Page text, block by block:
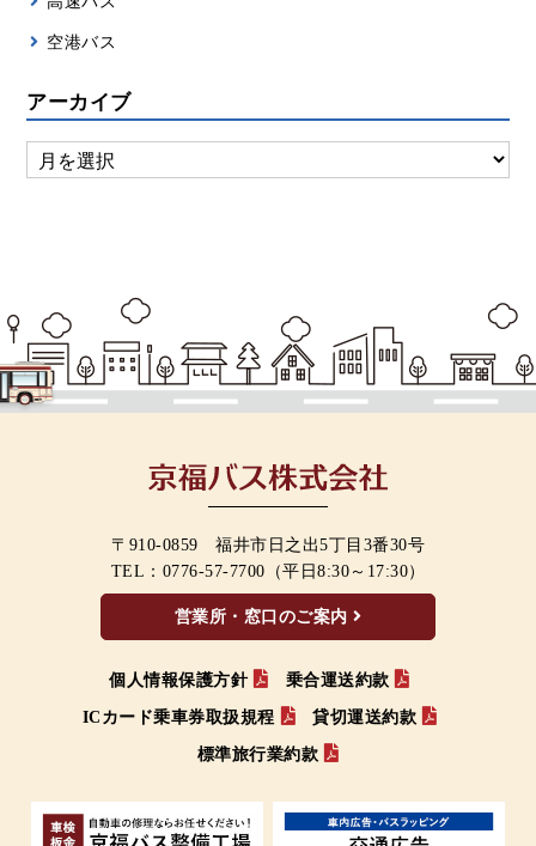
空港バス
アーカイブ
〒910-0859 福井市日之出5丁目3番30号
TEL： 0776-57-7700 （平日8:30～17:30）
営業所・窓口のご案内
個人情報保護方針 乗合運送約款
ICカード乗車券取扱規程 貸切運送約款
標準旅行業約款